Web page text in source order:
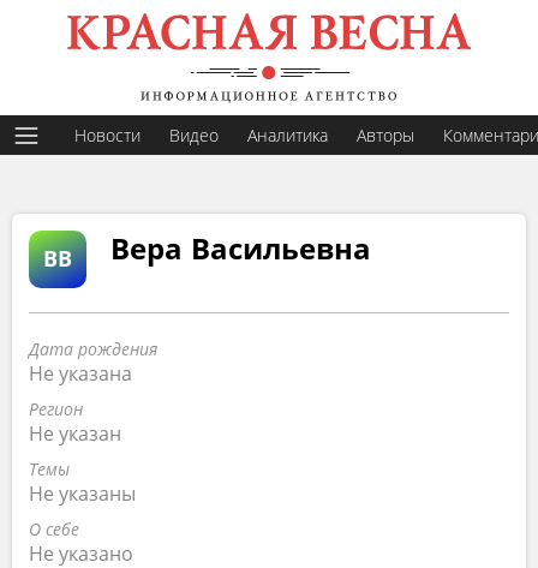
Новости Видео Аналитика Авторы
ВВ Вера Васильевна
Дата рождения
Не указана
Регион
Не указан
Темы
Не указаны
О себе
Не указано